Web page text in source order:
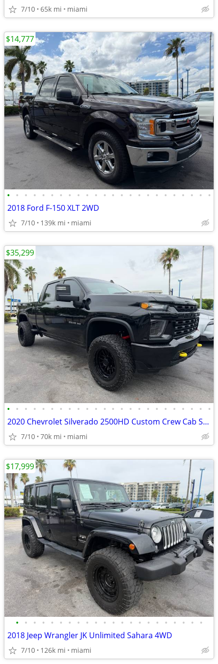
7/10 65k mi miami
• • • • • • • • • • • • • • • • • • • • • • • •
2018 Ford F-150 XLT 2WD
7/10 139k mi miami
$14,777
• • • • • • • • • • • • • • • • • • • • • • • •
2020 Chevrolet Silverado 2500HD Custom Crew Cab Short Box 4WD
7/10 70k mi miami
$35,299
• • • • • • • • • • • • • • • • • • • • • •
2018 Jeep Wrangler JK Unlimited Sahara 4WD
7/10 126k mi miami
$17,999